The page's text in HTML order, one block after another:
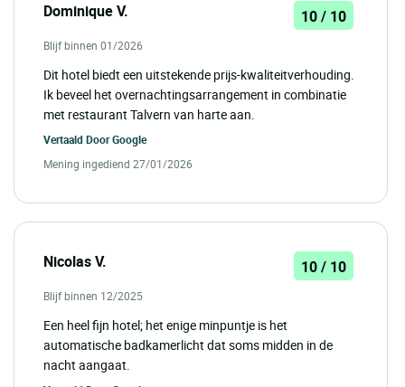
Dominique V. 10 / 10
Blijf binnen 01/2026
Dit hotel biedt een uitstekende prijs-kwaliteitverhouding.
Ik beveel het overnachtingsarrangement in combinatie
met restaurant Talvern van harte aan.
Vertaald DoorGoogle
Mening ingediend 27/01/2026
Nicolas V. 10 / 10
Blijf binnen 12/2025
Een heel fijn hotel; het enige minpuntje is het
automatische badkamerlicht dat soms midden in de
nacht aangaat.